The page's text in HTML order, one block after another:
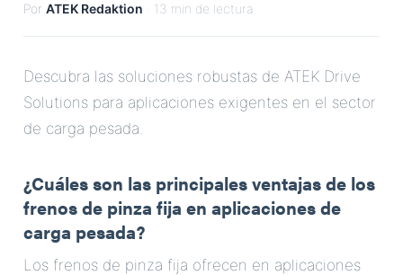
Nombre de la Empresa
Correo Electrónico
Dirección
Mensaje
Por ATEK Redaktion · 13 min de lectura
Descubra las soluciones robustas de ATEK Drive
Solutions para aplicaciones exigentes en el sector
de carga pesada.
¿Cuáles son las principales ventajas de los
frenos de pinza fija en aplicaciones de
carga pesada?
Los frenos de pinza fija ofrecen en aplicaciones